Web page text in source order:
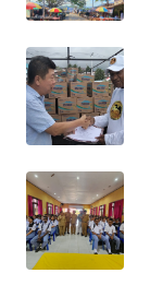
MKLI
LPKKI
LKKI
KOPEKLIN
PORTAL
KONSUMEN